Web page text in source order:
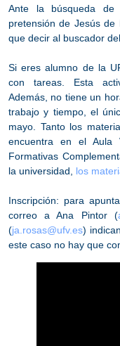
Ante la búsqueda de
pretensión de Jesús
que decir al buscador
Si eres alumno de la
con tareas. Esta
Además, no tiene un
trabajo y tiempo, el
mayo. Tanto los
encuentra en elAula
Formativas
la universidad, los
Inscripción: para
correo a Ana Pintor (
(ja.rosas@ufv.es)
este caso no hay que